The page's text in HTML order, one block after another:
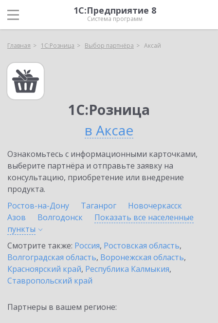
1С:Предприятие 8
Система программ
Главная 1С:Розница Выбор партнёра Аксай
1С:Розница
в Аксае
Ознакомьтесь с информационными карточками,
выберите партнёра и отправьте заявку на
консультацию, приобретение или внедрение
продукта.
Ростов-на-Дону
Таганрог
Новочеркасск
Азов
Волгодонск
Показать все населенные
пункты
Смотрите также: Россия, Ростовская область,
Волгоградская область, Воронежская область,
Красноярский край, Республика Калмыкия,
Ставропольский край
Партнеры в вашем регионе: